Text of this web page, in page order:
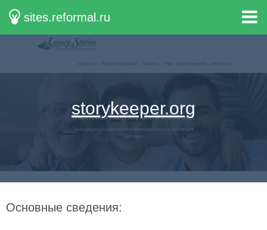
sites.reformal.ru
storykeeper.org
Основные сведения: